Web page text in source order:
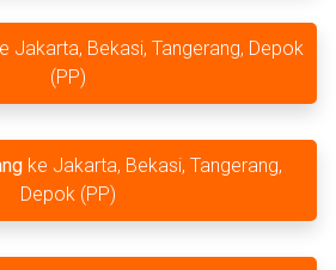
Jakarta, Bekasi, Tangerang, Depok
(PP)
ke Jakarta, Bekasi, Tangerang,
Depok (PP)